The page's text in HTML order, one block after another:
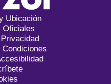
Ubicación
Oficiales